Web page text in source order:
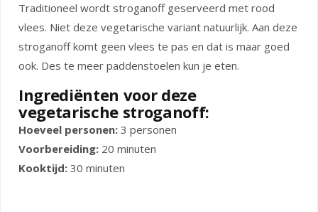
Traditioneel wordt stroganoff geserveerd met rood
vlees. Niet deze vegetarische variant natuurlijk. Aan deze
stroganoff komt geen vlees te pas en dat is maar goed
ook. Des te meer paddenstoelen kun je eten.
Ingrediënten voor deze
vegetarische stroganoff:
Hoeveel personen: 3 personen
Voorbereiding: 20 minuten
Kooktijd: 30 minuten